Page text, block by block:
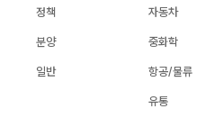
정책
분양
일반
자동차
중화학
항공/물류
유통